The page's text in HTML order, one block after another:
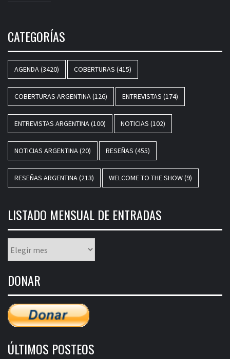
CATEGORÍAS
AGENDA(3420) COBERTURAS (415)
COBERTURAS ARGENTINA(126) ENTREVISTAS (174)
ENTREVISTAS ARGENTINA(100) NOTICIAS (102)
NOTICIAS ARGENTINA(20) RESEÑAS (455)
RESEÑAS ARGENTINA(213) WELCOME TO THE SHOW(9)
LISTADO MENSUAL DE ENTRADAS
mensual
entradas
DONAR
ÚLTIMOS POSTEOS